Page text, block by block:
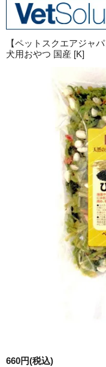
【ペットスクエアジャ
犬用おやつ 国産 [K]
660円(税込)